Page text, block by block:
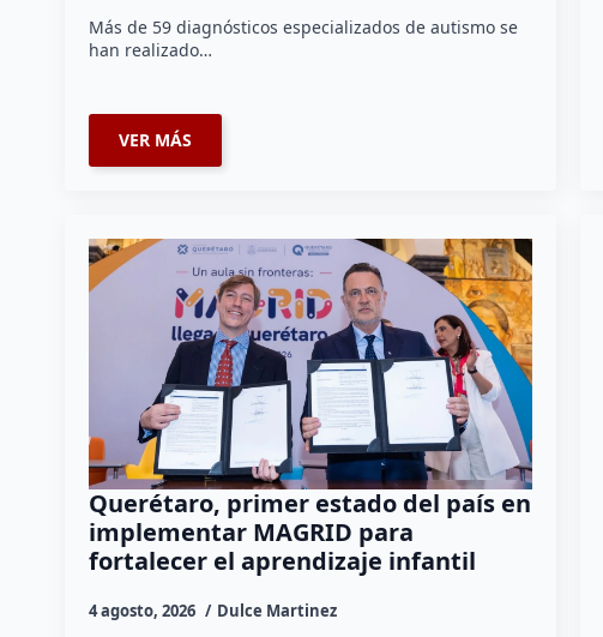
Más de 59 diagnósticos especializados de autismo se
han realizado…
VER MÁS
Querétaro, primer estado del país en
implementar MAGRID para
fortalecer el aprendizaje infantil
4 agosto, 2026 Dulce Martinez